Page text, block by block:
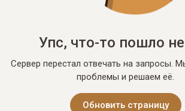
Упс, что-то пошло
Сервер перестал отвечать на запросы.
проблемы и решаем её.
Обновить страницу